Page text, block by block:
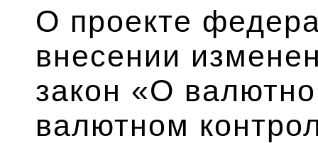
О проекте
внесении
закон «О
валютном